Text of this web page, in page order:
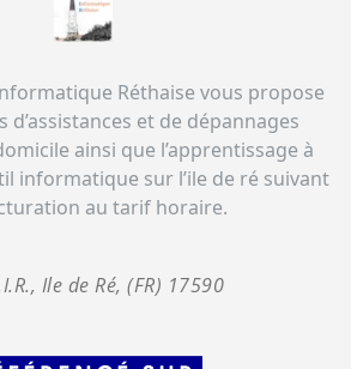
Réthaise vous propose
d’assistances et de dépannages
ainsi que l’apprentissage à
informatique sur l’ile de ré suivant
au tarif horaire.
Ile de Ré, (FR) 17590